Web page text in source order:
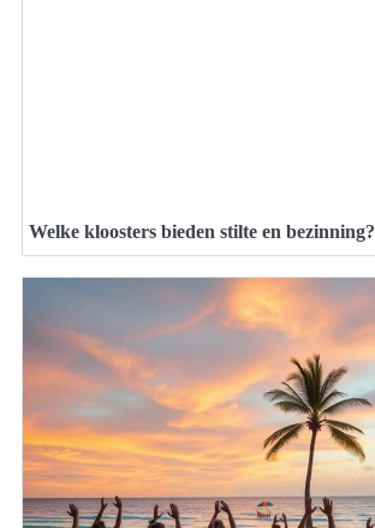
Welke kloosters bieden stilte en bezinning?